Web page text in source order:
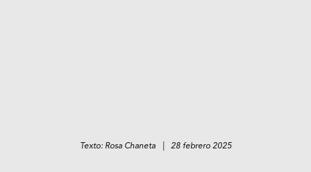
Texto: Rosa Chaneta | 28 febrero 2025